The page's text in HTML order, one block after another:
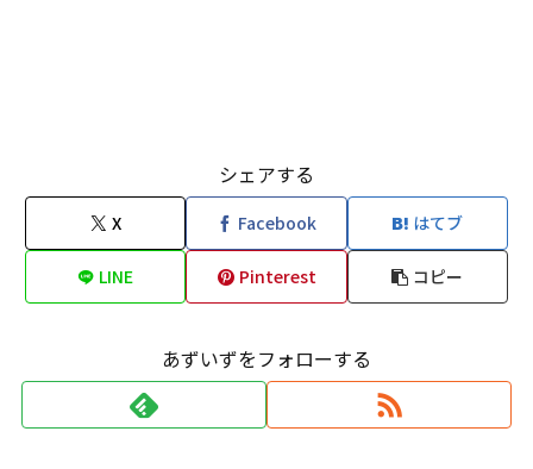
シェアする
X Facebook はてブ
LINE Pinterest コピー
あずいずをフォローする